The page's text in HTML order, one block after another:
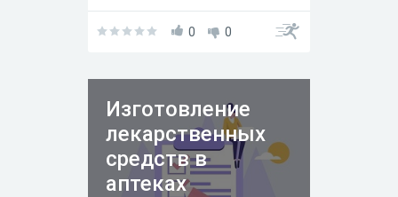
0 0
Изготовление
лекарственных
средств в
аптеках